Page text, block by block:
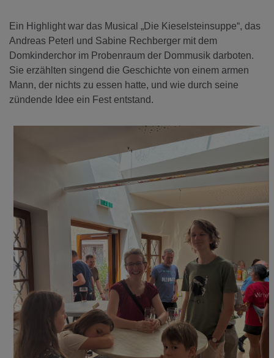
Ein Highlight war das Musical „Die Kieselsteinsuppe“, das
Andreas Peterl und Sabine Rechberger mit dem
Domkinderchor im Probenraum der Dommusik darboten.
Sie erzählten singend die Geschichte von einem armen
Mann, der nichts zu essen hatte, und wie durch seine
zündende Idee ein Fest entstand.